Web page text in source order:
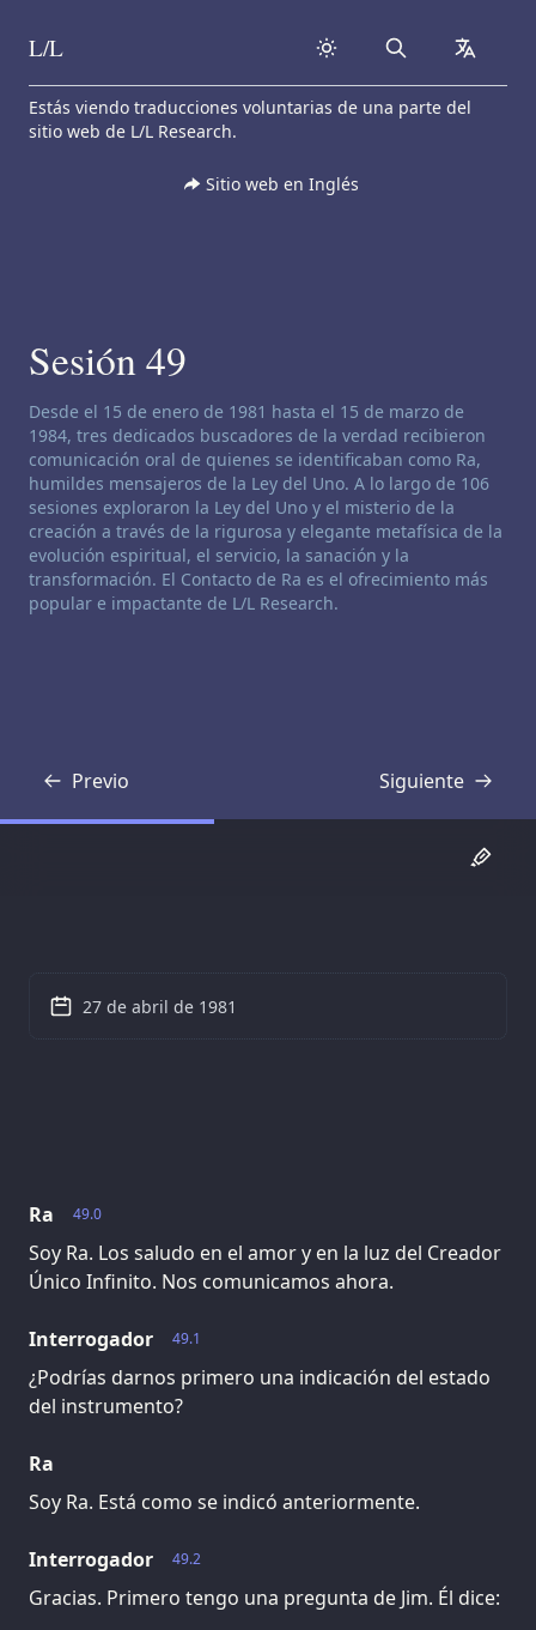
Skip to content
L/L Search
Estás viendo traducciones voluntarias de una parte del
sitio web de L/L Research.
Sitio web en Inglés
Sesión 49
Descargo de responsabilidad de canalización:
Desde el 15 de enero de 1981 hasta el 15 de marzo de
1984, tres dedicados buscadores de la verdad recibieron
comunicación oral de quienes se identificaban como Ra,
humildes mensajeros de la Ley del Uno. A lo largo de 106
sesiones exploraron la Ley del Uno y el misterio de la
creación a través de la rigurosa y elegante metafísica de la
evolución espiritual, el servicio, la sanación y la
transformación. El Contacto de Ra es el ofrecimiento más
popular e impactante de L/L Research.
Previo
Transcripción Siguiente
Transcripción
49.0
Ra
Soy Ra. Los saludo en el amor y en la luz del Creador
Único Infinito. Nos comunicamos ahora.
49.1
Interrogador
¿Podrías darnos primero una indicación del estado
del instrumento?
Ra
Soy Ra. Está como se indicó anteriormente.
49.2
Interrogador
Gracias. Primero tengo una pregunta de Jim. Él dice:
27 de abril de 1981